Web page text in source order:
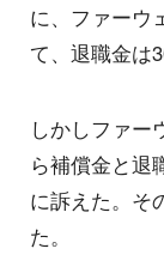
に、ファーウ
て、退職金は
しかしファー
ら補償金と退
に訴えた。そ
た。